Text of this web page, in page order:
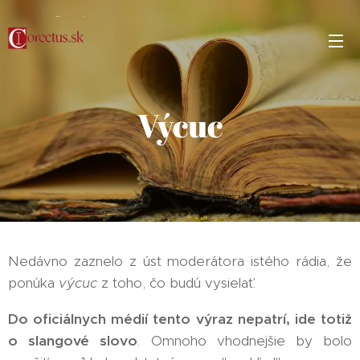
Výcuc
Nedávno zaznelo z úst moderátora istého rádia, že
ponúka výcuc z toho, čo budú vysielať.
Do oficiálnych médií tento výraz nepatrí, ide totiž
o slangové slovo. Omnoho vhodnejšie by bolo